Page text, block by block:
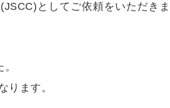
としてご依頼をいただきま
ります。